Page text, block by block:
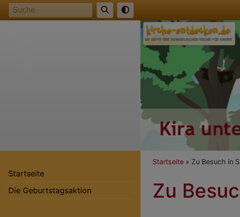
Direkt
zum
Hauptnavigation
Startseite
Die Geburtstagsaktion
Startseite Zu Besuch in
Zu